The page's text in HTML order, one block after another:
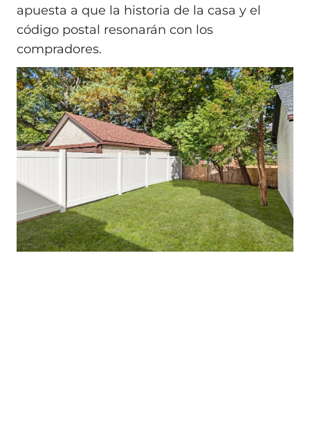
apuesta a que la historia de la casa y el
código postal resonarán con los
compradores.